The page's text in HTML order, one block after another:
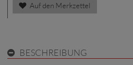
Auf den Merkzettel
BESCHREIBUNG